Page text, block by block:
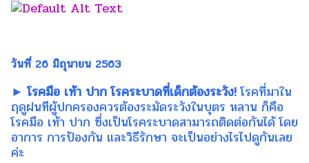
วันที่ 26 มิถุนายน 2563
► โรคมือ เท้า ปาก โรคระบาดที่เด็กต้องระวัง! โรคที่มาใน
ฤดูฝนทีผู้ปกครองควรต้องระมัดระวังในบุตร หลาน ก็คือ
โรคมือ เท้า ปาก ซึ่งเป็นโรคระบาดสามารถติดต่อกันได้ โดย
อาการ การป้องกัน และวิธีรักษา จะเป็นอย่างไรไปดูกันเลย
ค่ะ